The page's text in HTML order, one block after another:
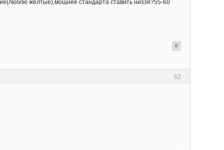
желтые),мощнее стандарта ставить низзя?55-60
0
62